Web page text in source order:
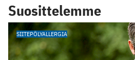
Suosittelemme
SIITEPÖLYALLERGIA